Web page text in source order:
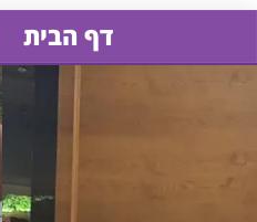
דף הבית